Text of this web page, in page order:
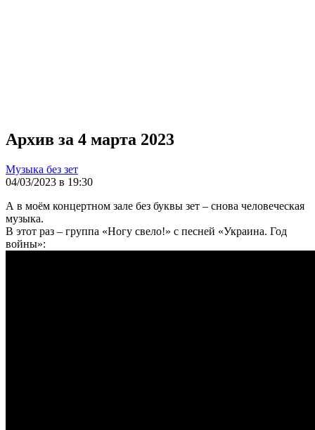
Архив за 4 марта 2023
Музыка без зет
04/03/2023 в 19:30
А в моём концертном зале без буквы зет – снова человеческая
музыка.
В этот раз – группа «Ногу свело!» с песней «Украина. Год
войны»: